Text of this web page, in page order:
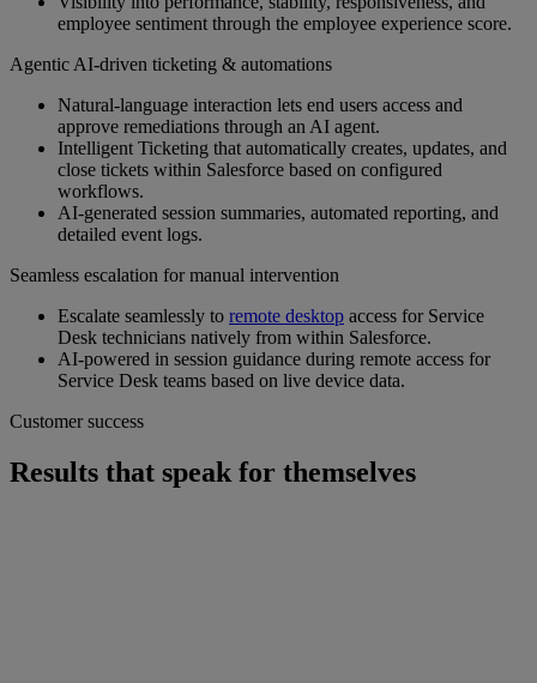
employee sentiment through the employee experience score.
Agentic AI‑driven ticketing & automations
Natural‑language interaction lets end users access and
approve remediations through an AI agent.
Intelligent Ticketing that automatically creates, updates, and
close tickets within Salesforce based on configured
workflows.
AI‑generated session summaries, automated reporting, and
detailed event logs.
Seamless escalation for manual intervention
Escalate seamlessly to remote desktop access for Service
Desk technicians natively from within Salesforce.
AI-powered in session guidance during remote access for
Service Desk teams based on live device data.
Customer success
Results that speak for themselves